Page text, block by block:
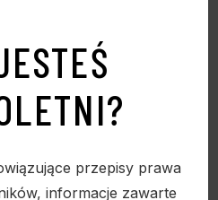
przepisy prawa
informacje zawarte
“X-MAS 1”
WIELOKROTNOŚĆ